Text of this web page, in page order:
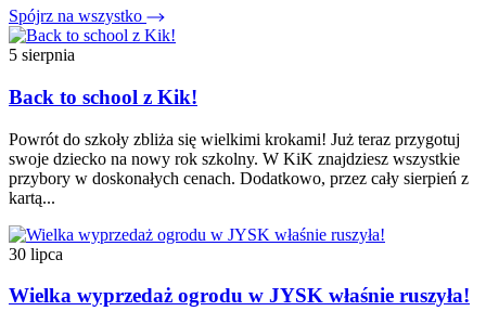
Spójrz na wszystko
5 sierpnia
Back to school z Kik!
Powrót do szkoły zbliża się wielkimi krokami! Już teraz przygotuj
swoje dziecko na nowy rok szkolny. W KiK znajdziesz wszystkie
przybory w doskonałych cenach. Dodatkowo, przez cały sierpień z
kartą...
30 lipca
Wielka wyprzedaż ogrodu w JYSK właśnie ruszyła!